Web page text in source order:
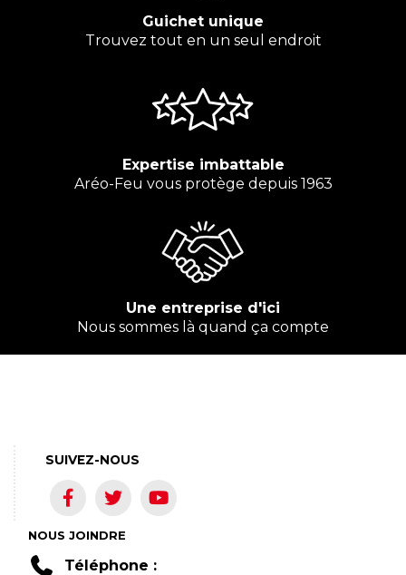
Guichet unique
Trouvez tout en un seul endroit
Expertise imbattable
Aréo-Feu vous protège depuis 1963
Une entreprise d'ici
Nous sommes là quand ça compte
NOUS JOINDRE
Téléphone :
SUIVEZ-NOUS